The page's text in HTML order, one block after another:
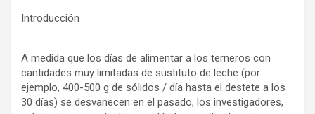
Introducción
A medida que los días de alimentar a los terneros con
cantidades muy limitadas de sustituto de leche (por
ejemplo, 400-500 g de sólidos / día hasta el destete a los
30 días) se desvanecen en el pasado, los investigadores,